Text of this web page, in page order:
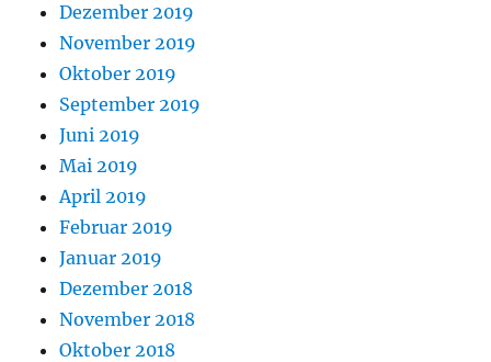
Dezember 2019
November 2019
Oktober 2019
September 2019
Juni 2019
Mai 2019
April 2019
Februar 2019
Januar 2019
Dezember 2018
November 2018
Oktober 2018